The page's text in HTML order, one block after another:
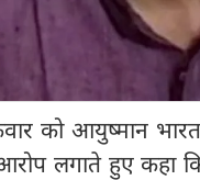
को आयुष्मान
आरोप लगाते हुए